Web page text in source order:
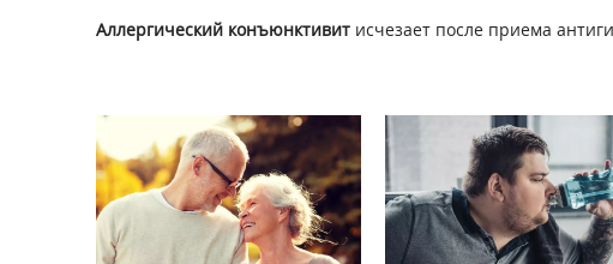
Аллергический конъюнктивитисчезает после приема